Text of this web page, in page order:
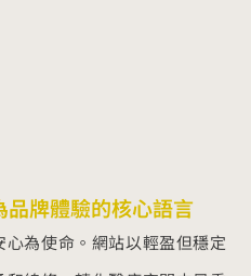
牌體驗的核心語言
為使命。網站以輕盈但穩定